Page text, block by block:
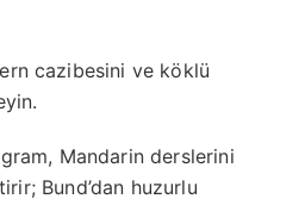
cazibesini ve köklü
Mandarin derslerini
Bund’dan huzurlu